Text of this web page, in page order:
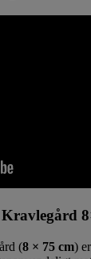
(8 × 75 cm)